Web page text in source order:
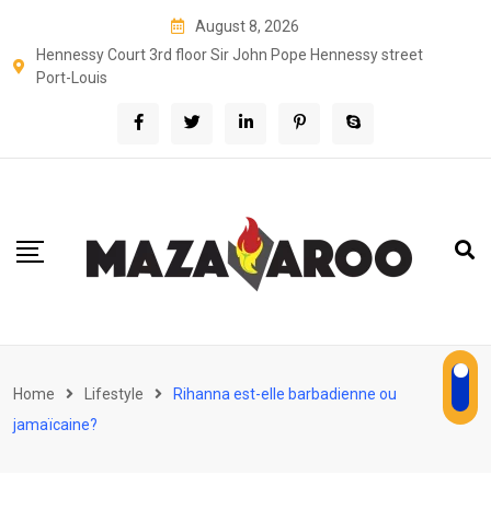
content
August 8, 2026
Hennessy Court 3rd floor Sir John Pope Hennessy street
Port-Louis
Home Lifestyle
Rihanna est-elle barbadienne ou
jamaïcaine?